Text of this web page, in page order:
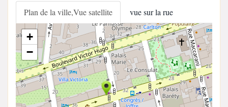
Plan de la ville,Vue satellite vue sur la rue
+
−